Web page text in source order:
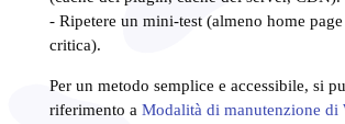
- Ripetere un mini-test (almeno home
critica).
Per un metodo semplice e accessibile, si
riferimento a Modalità di manutenzione di